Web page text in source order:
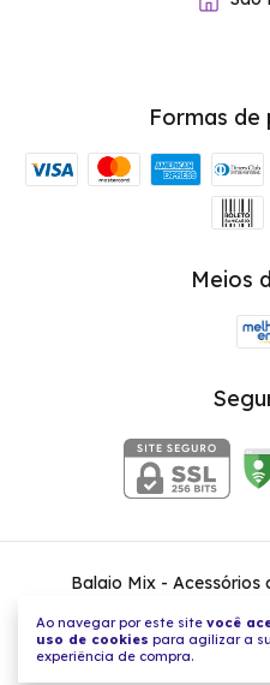
Ao navegar por este site você
uso de cookies para agilizar a
experiência de compra.
Formas
Meios
Balaio Mix -